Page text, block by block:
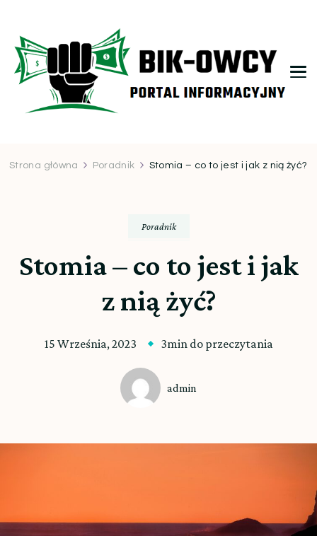
Strona główna Poradnik Stomia – co to jest i jak z nią żyć?
Poradnik
Stomia – co to jest i jak
z nią żyć?
15 Września, 2023 3min do przeczytania
admin